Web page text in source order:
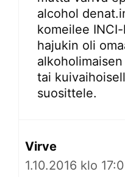
alcohol
komeilee
hajukin oli
tai
suosittele.
Virve
1.10.2016 klo